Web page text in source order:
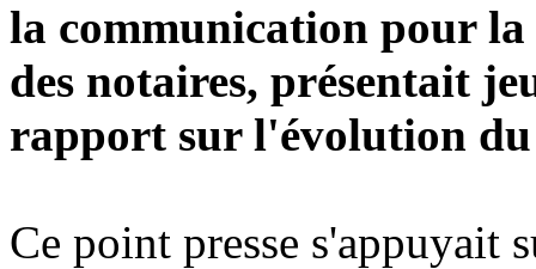
la communication pour
des notaires, présentait
rapport sur l'évolution du
Ce point presse s'appuyait